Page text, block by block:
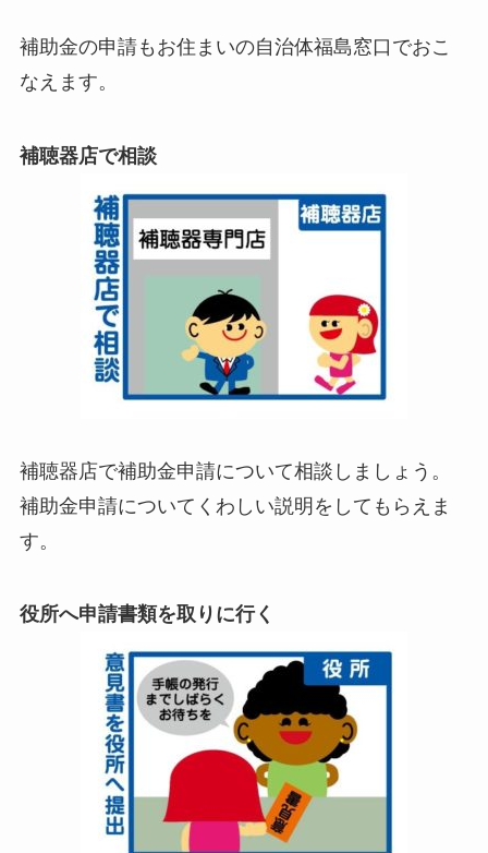
補助金の申請もお住まいの自治体福島窓口でおこ
なえます。
補聴器店で相談
補聴器店で補助金申請について相談しましょう。
補助金申請についてくわしい説明をしてもらえま
す。
役所へ申請書類を取りに行く